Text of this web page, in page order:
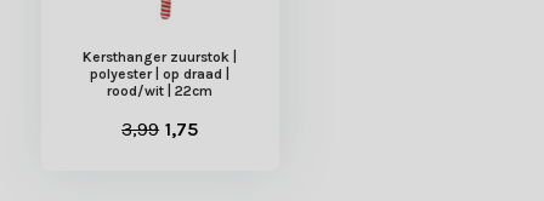
Kersthanger zuurstok |
polyester | op draad |
rood/wit | 22cm
3,99 1,75